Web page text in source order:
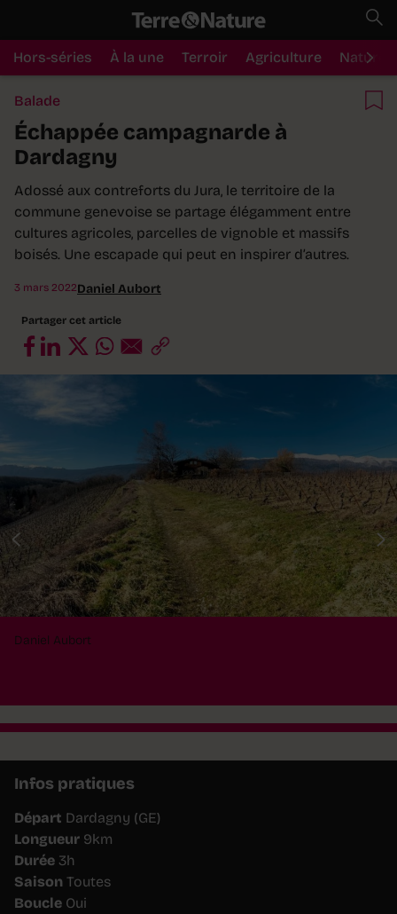
Hors-séries À la une Terroir Agriculture Nature
Balade
Échappée campagnarde à
Dardagny
Adossé aux contreforts du Jura, le territoire de la
commune genevoise se partage élégamment entre
cultures agricoles, parcelles de vignoble et massifs
boisés. Une escapade qui peut en inspirer d’autres.
3 mars 2022Daniel Aubort
Partager cet article
Daniel Aubort
Infos pratiques
Départ Dardagny (GE)
Longueur 9km
Durée 3h
Saison Toutes
Boucle Oui